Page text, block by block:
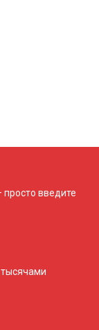
введите